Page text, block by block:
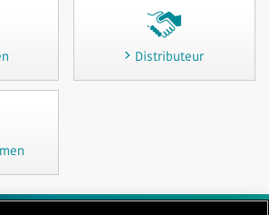
Distributeur